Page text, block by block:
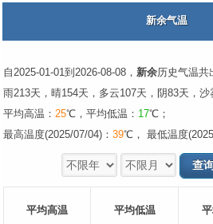
新余气温
自2025-01-01到2026-08-08， 新余历史气温共
雨213天，晴154天，多云107天，阴83天，沙
平均高温： 25℃，平均低温： 17℃；
最高温度(2025/07/04)： 39℃， 最低温度
平均高温 平均低温